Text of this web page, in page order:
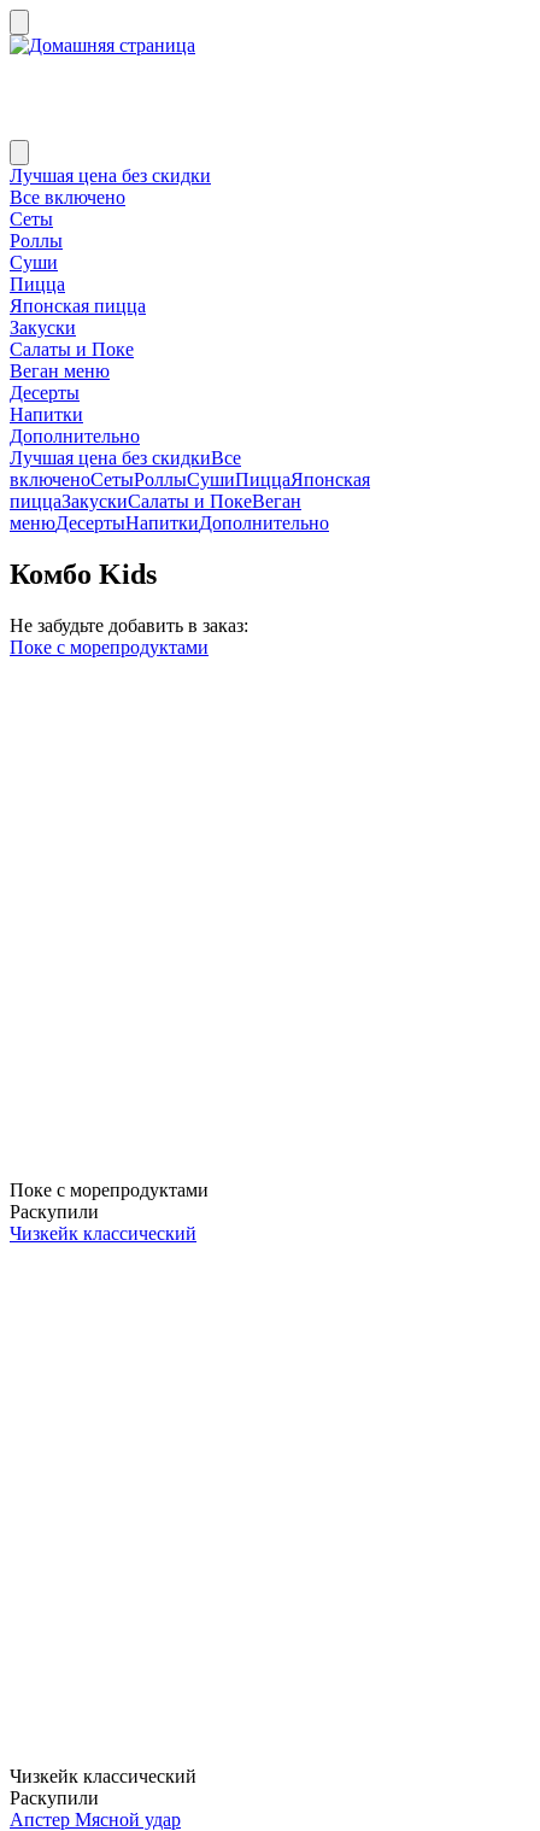
Лучшая цена без скидки
Все включено
Сеты
Роллы
Суши
Пицца
Японская пицца
Закуски
Салаты и Поке
Веган меню
Десерты
Напитки
Дополнительно
Лучшая цена без скидкиВсе
включеноСетыРоллыСушиПиццаЯпонская
пиццаЗакускиСалаты и ПокеВеган
менюДесертыНапиткиДополнительно
Комбо Kids
Не забудьте добавить в заказ:
Поке с морепродуктами
Поке с морепродуктами
Раскупили
Чизкейк классический
Чизкейк классический
Раскупили
Апстер Мясной удар